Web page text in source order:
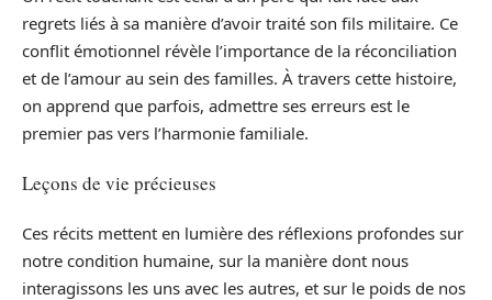
regrets liés à sa manière d’avoir traité son fils militaire. Ce
conflit émotionnel révèle l’importance de la réconciliation
et de l’amour au sein des familles. À travers cette histoire,
on apprend que parfois, admettre ses erreurs est le
premier pas vers l’harmonie familiale.
Leçons de vie précieuses
Ces récits mettent en lumière des réflexions profondes sur
notre condition humaine, sur la manière dont nous
interagissons les uns avec les autres, et sur le poids de nos